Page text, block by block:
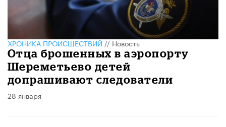
ХРОНИКА ПРОИСШЕСТВИЙ//Новость
Отца брошенных в аэропорту
Шереметьево детей
допрашивают следователи
28 января